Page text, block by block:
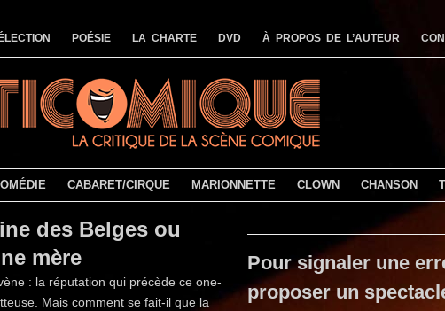
POÉSIE LA CHARTE DVD À PROPOS DE L’AUTEUR
CABARET/CIRQUE MARIONNETTE CLOWN CHANSON
des Belges ou
mère
: la réputation qui précède ce one-
Mais comment se fait-il que la
Pour signaler une
proposer un